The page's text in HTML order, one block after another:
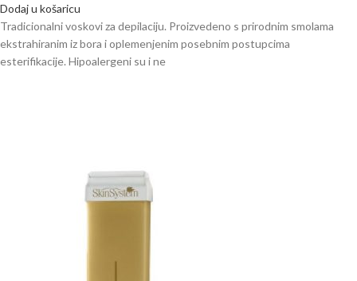
Dodaj u košaricu
Tradicionalni voskovi za depilaciju. Proizvedeno s prirodnim smolama
ekstrahiranim iz bora i oplemenjenim posebnim postupcima
esterifikacije. Hipoalergeni su i ne